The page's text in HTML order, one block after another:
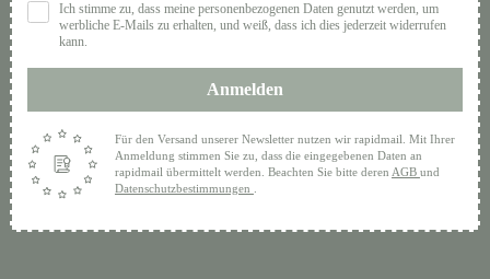
Ich stimme zu, dass meine personenbezogenen Daten genutzt werden, um
werbliche E-Mails zu erhalten, und weiß, dass ich dies jederzeit widerrufen
kann.
Anmelden
Für den Versand unserer Newsletter nutzen wir rapidmail. Mit Ihrer
Anmeldung stimmen Sie zu, dass die eingegebenen Daten an
rapidmail übermittelt werden. Beachten Sie bitte deren AGB und
Datenschutzbestimmungen